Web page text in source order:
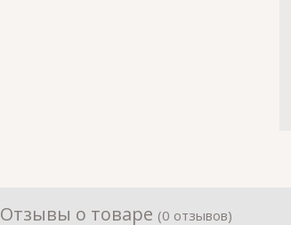
Отзывы о товаре (0 отзывов)